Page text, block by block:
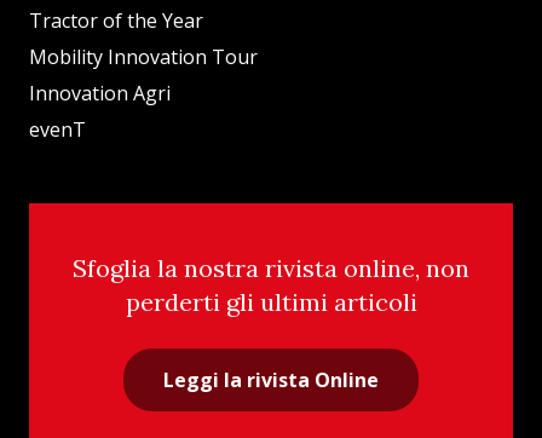
Tractor of the Year
Mobility Innovation Tour
Innovation Agri
evenT
Sfoglia la nostra rivista online, non
perderti gli ultimi articoli
Leggi la rivista Online